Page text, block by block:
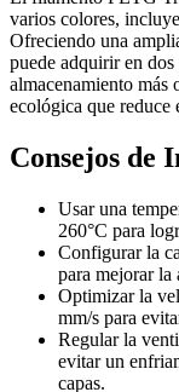
varios colores,
Ofreciendo una
puede adquirir en dos
almacenamiento más
ecológica que reduce
Consejos de
Usar una
260°C para
Configurar la
para mejorar la
Optimizar la
mm/s para
Regular la
evitar un
capas.